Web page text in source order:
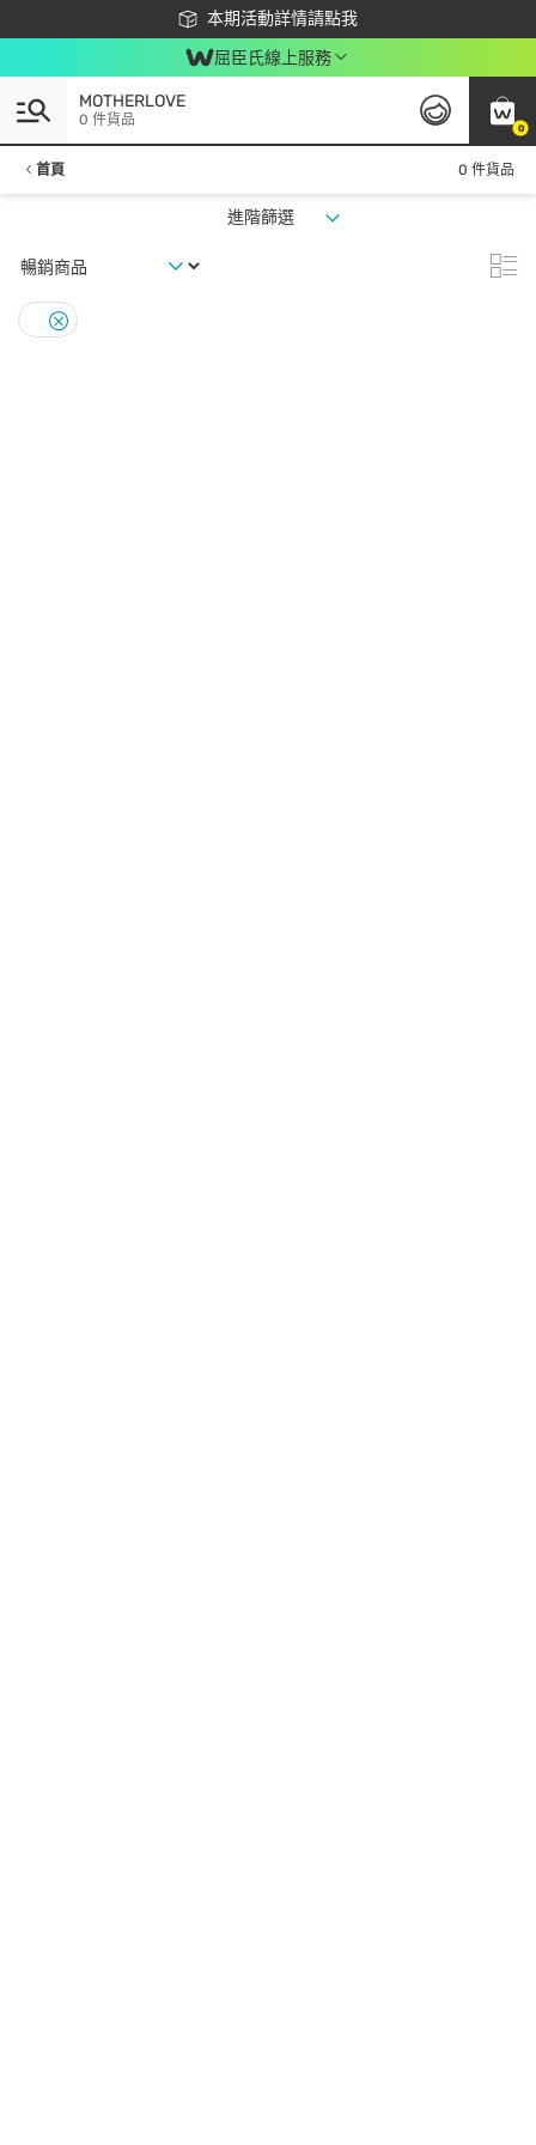
本期活動詳情請點我
下載app最高回饋$350
屈臣氏線上服務
0
MOTHERLOVE
0 件貨品
首頁 0 件貨品
進階篩選